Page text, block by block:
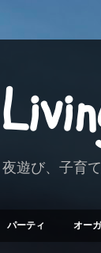
夜遊び、子育
パーティ オー